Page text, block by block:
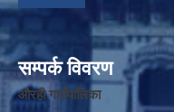
सम्पर्क विवरण
औरही गाउँपालिका